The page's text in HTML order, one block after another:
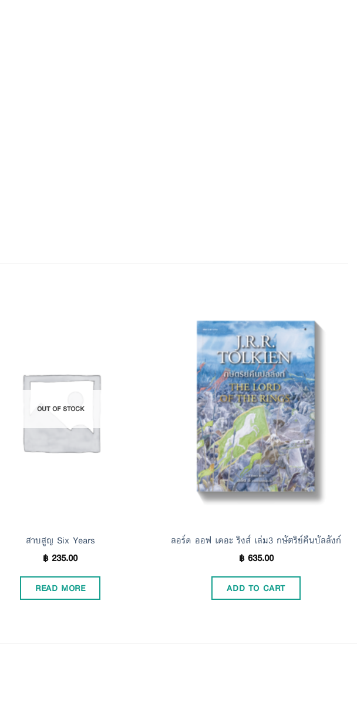
OUT OF STOCK
สาบสูญ Six Years
฿235.00
READ MORE
Wishlist
ลอร์ด ออฟ เดอะ ริงส์ เล่ม3 กษัตริย์คืนบัลลังก์
฿635.00
ADD TO CART